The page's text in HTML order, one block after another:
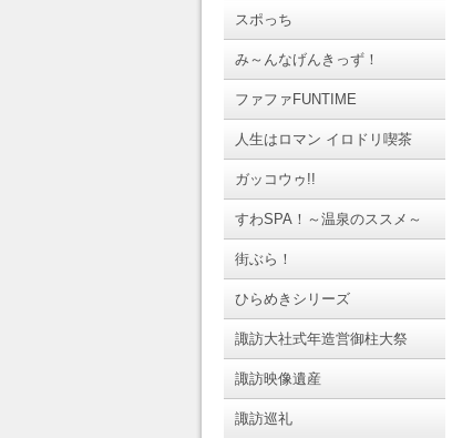
スポっち
み～んなげんきっず！
ファファFUNTIME
人生はロマン イロドリ喫茶
ガッコウゥ!!
すわSPA！～温泉のススメ～
街ぶら！
ひらめきシリーズ
諏訪大社式年造営御柱大祭
諏訪映像遺産
諏訪巡礼